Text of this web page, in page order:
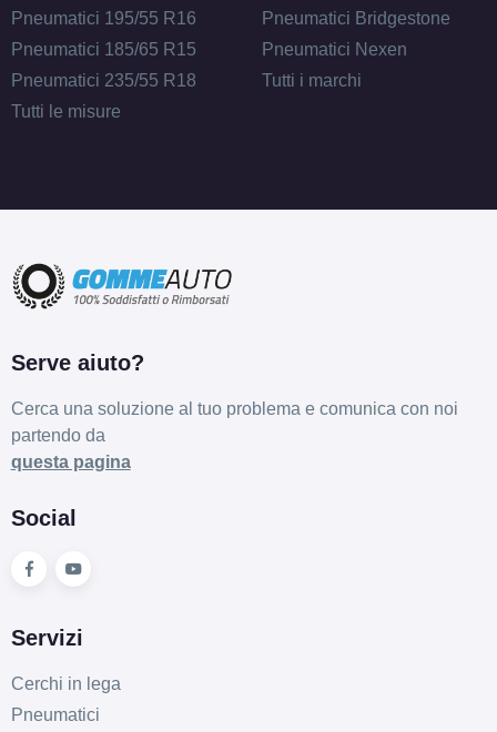
Pneumatici 195/55 R16
Pneumatici 185/65 R15
Pneumatici 235/55 R18
Tutti le misure
Pneumatici Bridgestone
Pneumatici Nexen
Tutti i marchi
Serve aiuto?
Cerca una soluzione al tuo problema e comunica con noi
partendo da
questa pagina
Social
Servizi
Cerchi in lega
Pneumatici